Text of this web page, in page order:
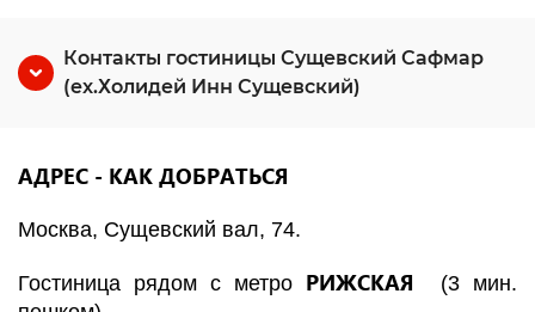
Контакты гостиницы Сущевский Сафмар
(ex.Холидей Инн Сущевский)
АДРЕС - КАК ДОБРАТЬСЯ
Москва, Сущевский вал, 74.
Гостиница рядом с метро РИЖСКАЯ (3 мин.